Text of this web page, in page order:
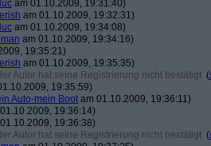
am 01.10.2009, 19:31:40)
am 01.10.2009, 19:32:31)
am 01.10.2009, 19:34:08)
am 01.10.2009, 19:34:16)
19:35:21)
am 01.10.2009, 19:35:35)
Autor hat seine Registrierung nicht bestätigt (
19:35:59)
Auto-mein Boot am 01.10.2009, 19:36:11)
19:36:14)
19:36:38)
Autor hat seine Registrierung nicht bestätigt (